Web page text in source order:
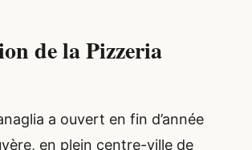
de la Pizzeria
a ouvert en fin d’année
en plein centre-ville de